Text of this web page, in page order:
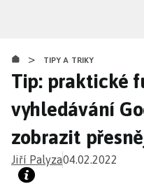
obsahu
> TIPY A TRIKY
Tip: praktické
vyhledávání
zobrazit
Jiří Palyza04.02.2022